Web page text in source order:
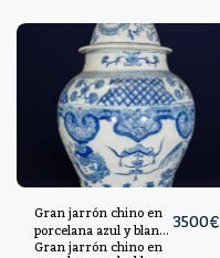
Gran jarrón chino en
porcelana azul y blanca
con tapa. Escuela
3500€
Gran jarrón chino en